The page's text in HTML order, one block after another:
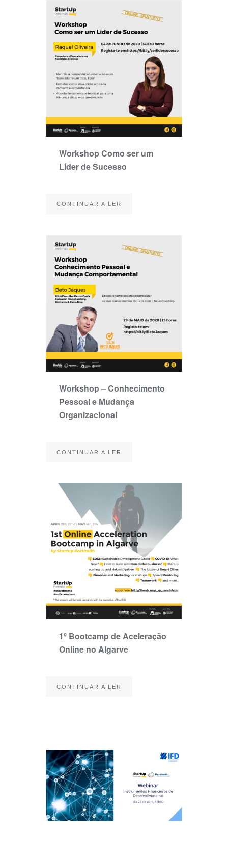
Workshop Como ser um
Líder de Sucesso
CONTINUAR A LER
Workshop – Conhecimento
Pessoal e Mudança
Organizacional
CONTINUAR A LER
1º Bootcamp de Aceleração
Online no Algarve
CONTINUAR A LER